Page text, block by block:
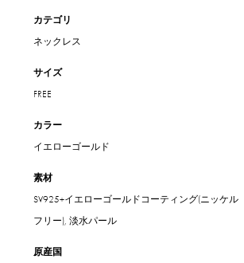
カテゴリ
ネックレス
サイズ
FREE
カラー
イエローゴールド
素材
SV925+イエローゴールドコーティング(ニッケル
フリー), 淡水パール
原産国